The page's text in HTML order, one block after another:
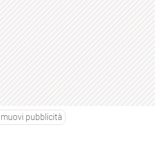
pubblicità